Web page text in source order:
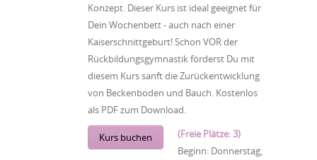
Konzept. Dieser Kurs ist ideal geeignet für
Dein Wochenbett - auch nach einer
Kaiserschnittgeburt! Schon VOR der
Rückbildungsgymnastik förderst Du mit
diesem Kurs sanft die Zurückentwicklung
von Beckenboden und Bauch. Kostenlos
als PDF zum Download.
Kurs buchen
(Freie Plätze: 3)
Beginn: Donnerstag,